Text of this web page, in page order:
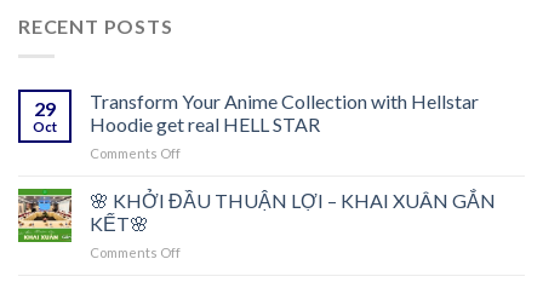
RECENT POSTS
29
Oct
Transform Your Anime Collection with Hellstar
Hoodie get real HELL STAR
Comments Offon
Your
Anime
with
🌸 KHỞI ĐẦU THUẬN LỢI – KHAI XUÂN GẮN
KẾT🌸
Comments Offon